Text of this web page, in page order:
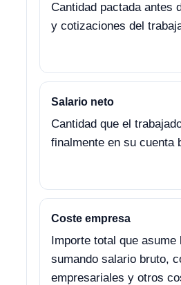
Cantidad pactada antes
y cotizaciones del
Salario neto
Cantidad que el
finalmente en su cuenta
Coste empresa
Importe total que asume
sumando salario bruto,
empresariales y otros